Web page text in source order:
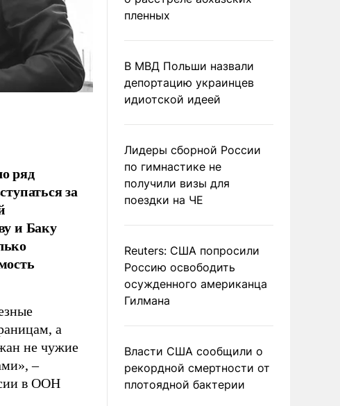
ряд
за
и Баку
а
не чужие
–
в ООН
пленных
В МВД Польши назвали
депортацию украинцев
идиотской идеей
Лидеры сборной России
по гимнастике не
получили визы для
поездки на ЧЕ
Reuters: США попросили
Россию освободить
осужденного американца
Гилмана
Власти США сообщили о
рекордной смертности от
плотоядной бактерии